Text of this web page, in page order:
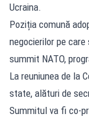
Ucraina.
Poziția comună
negocierilor pe
summit NATO,
La reuniunea de la
state, alături de
Summitul va fi co-